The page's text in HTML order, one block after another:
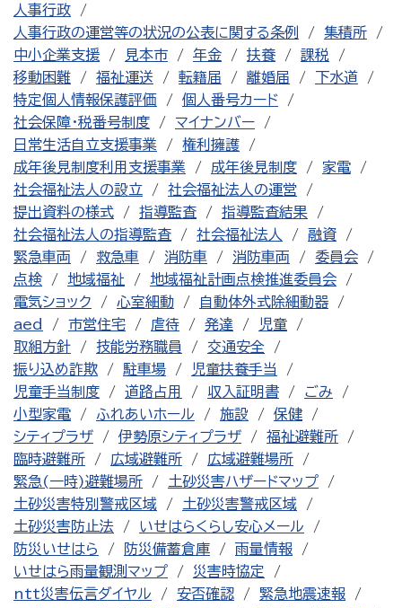
人事行政
人事行政の運営等の状況の公表に関する条例
集積所
中小企業支援
見本市 年金 扶養
課税
移動困難
福祉運送 転籍届 離婚届
下水道
特定個人情報保護評価
個人番号カード
社会保障・税番号制度
マイナンバー
日常生活自立支援事業
権利擁護
成年後見制度利用支援事業
成年後見制度
家電
社会福祉法人の設立
社会福祉法人の運営
提出資料の様式
指導監査
指導監査結果
社会福祉法人の指導監査
社会福祉法人
融資
緊急車両
救急車 消防車 消防車両
委員会
点検
地域福祉
地域福祉計画点検推進委員会
電気ショック
心室細動
自動体外式除細動器
aed
市営住宅 虐待 発達
児童
取組方針
技能労務職員
交通安全
振り込め詐欺
駐車場
児童扶養手当
児童手当制度
道路占用 収入証明書
ごみ
小型家電
ふれあいホール 施設
保健
シティプラザ
伊勢原シティプラザ
福祉避難所
臨時避難所
広域避難所
広域避難場所
緊急(一時)避難場所
土砂災害ハザードマップ
土砂災害特別警戒区域
土砂災害警戒区域
土砂災害防止法
いせはらくらし安心メール
防災いせはら
防災備蓄倉庫
雨量情報
いせはら雨量観測マップ
災害時協定
ntt災害伝言ダイヤル
安否確認
緊急地震速報